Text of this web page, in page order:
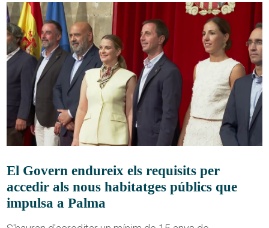
El Govern endureix els requisits per
accedir als nous habitatges públics que
impulsa a Palma